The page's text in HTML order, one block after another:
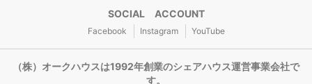
SOCIAL ACCOUNT
Facebook Instagram YouTube
（株）オークハウスは1992年創業のシェアハウス運営事業会社で
す。